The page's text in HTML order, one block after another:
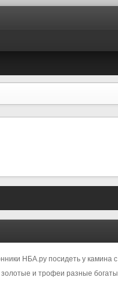
НБА.ру посидеть у
золотые и трофеи разные